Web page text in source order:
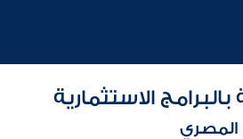
الاستثمارية
المصري